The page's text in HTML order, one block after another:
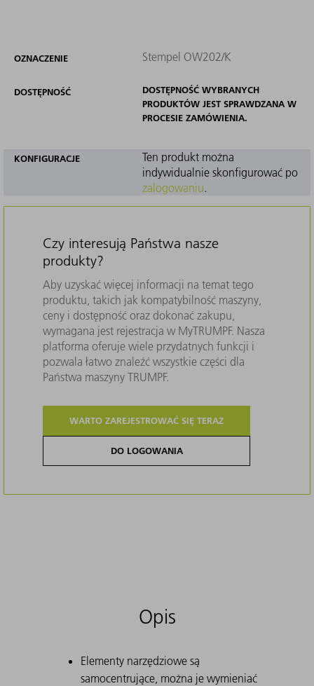
OZNACZENIE Stempel OW202/K
DOSTĘPNOŚĆ
DOSTĘPNOŚĆ WYBRANYCH
PRODUKTÓW JEST SPRAWDZANA W
PROCESIE ZAMÓWIENIA.
KONFIGURACJE
Ten produkt można
indywidualnie skonfigurować po
zalogowaniu.
Czy interesują Państwa nasze
produkty?
Aby uzyskać więcej informacji na temat tego
produktu, takich jak kompatybilność maszyny,
ceny i dostępność oraz dokonać zakupu,
wymagana jest rejestracja w MyTRUMPF. Nasza
platforma oferuje wiele przydatnych funkcji i
pozwala łatwo znaleźć wszystkie części dla
Państwa maszyny TRUMPF.
WARTO ZAREJESTROWAĆ SIĘ TERAZ
DO LOGOWANIA
Opis
Elementy narzędziowe są
samocentrujące, można je wymieniać